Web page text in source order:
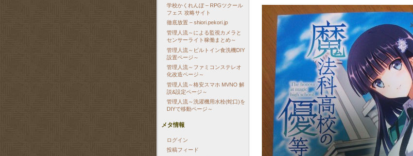
学校かくれんぼ – RPGツクール
フェス 攻略サイト
徹底放置 – shiori.pekori.jp
管理人流～による監視カメラと
センサーライト稼働まとめ～
管理人流～ビルトイン食洗機DIY
設置ページ～
管理人流～ファミコンステレオ
化改造ページ～
管理人流～格安スマホ MVNO 解
説&設定ページ～
管理人流～洗濯機用水栓(蛇口)を
DIYで移動ページ～
メタ情報
ログイン
投稿フィード